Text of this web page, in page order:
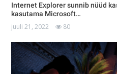
Internet Explorer sunnib nüüd
kasutama Microsoft…
juuli 21, 2022 80